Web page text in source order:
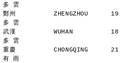
多 雲
鄭州          ZHENGZHOU      19
多 雲
武漢          WUHAN          18
多 雲
重慶          CHONGQING      21
有 雨